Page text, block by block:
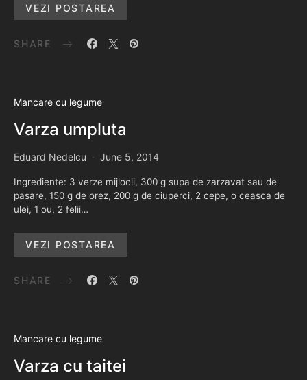
VEZI POSTAREA
SHARE
Mancare cu legume
Varza umpluta
Eduard Nedelcu June 5, 2014
Ingrediente: 3 verze mijlocii, 300 g supa de zarzavat sau de
pasare, 150 g de orez, 200 g de ciuperci, 2 cepe, o ceasca de
ulei, 1 ou, 2 felii…
VEZI POSTAREA
SHARE
Mancare cu legume
Varza cu taitei